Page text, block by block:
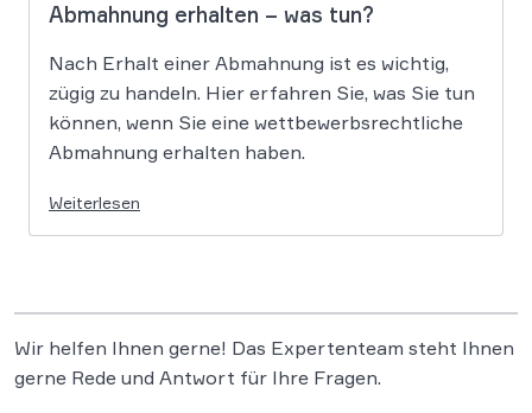
Abmahnung erhalten – was tun?
Nach Erhalt einer Abmahnung ist es wichtig,
zügig zu handeln. Hier erfahren Sie, was Sie tun
können, wenn Sie eine wettbewerbsrechtliche
Abmahnung erhalten haben.
Weiterlesen
Wir helfen Ihnen gerne! Das Expertenteam steht Ihnen
gerne Rede und Antwort für Ihre Fragen.